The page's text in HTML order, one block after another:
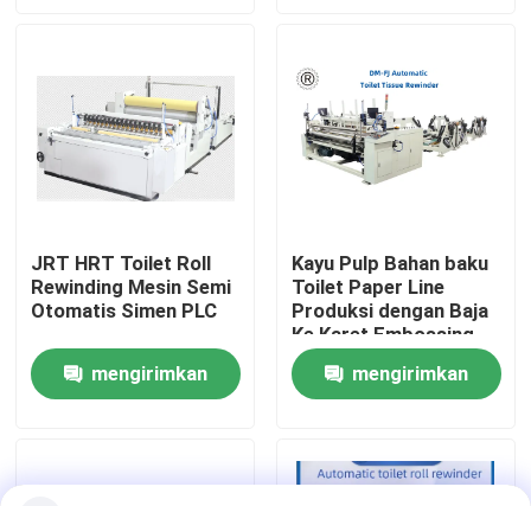
Rumah
Produk
Tur Pabrik
Kontrol Kualitas
JRT HRT Toilet Roll
Rewinding Mesin Semi
Otomatis Simen PLC
mengirimkan
Kayu Pulp Bahan baku
Toilet Paper Line
Produksi dengan Baja
Ke Karet Embossing
Perangkat dan Mesin
Membungkusmengirimkan